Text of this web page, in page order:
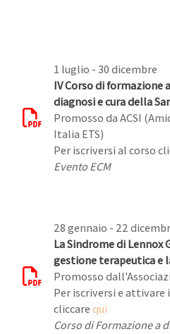
1 luglio - 30 dicembre
IV Corso di formazione
diagnosi e cura della
Promosso da ACSI
Italia ETS)
Per iscriversi al corso
Evento ECM
28 gennaio - 22
La Sindrome di
gestione terapeutica e
Promosso
Per iscriversi e
cliccarequi
Corso di Formazione a